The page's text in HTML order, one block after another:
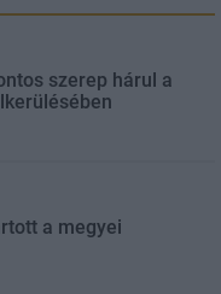
szerep hárul a
a megyei